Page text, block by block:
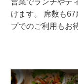
営業でランチやデ
けます。 席数も
プでのご利用もお